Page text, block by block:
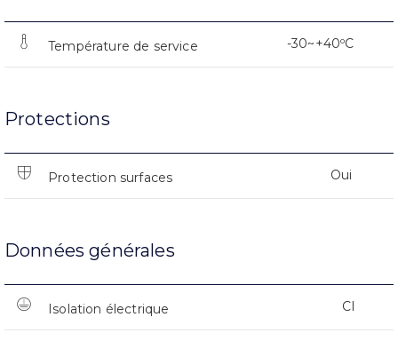
Température de service -30~+40ºC
Protections
Protection surfaces Oui
Données générales
Isolation électrique CI